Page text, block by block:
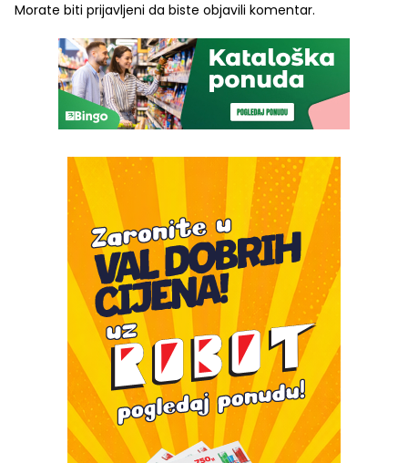
Morate biti prijavljeni da biste objavili komentar.